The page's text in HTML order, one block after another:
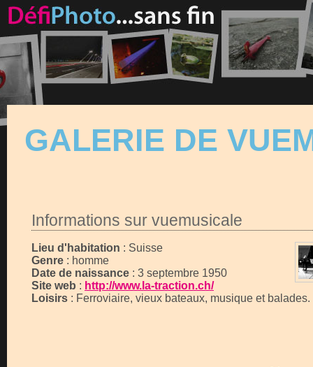
GALERIE DE
Informations sur vuemusicale
Lieu d'habitation : Suisse
Genre : homme
Date de naissance : 3 septembre 1950
Site web : http://www.la-traction.ch/
Loisirs : Ferroviaire, vieux bateaux, musique et balades.